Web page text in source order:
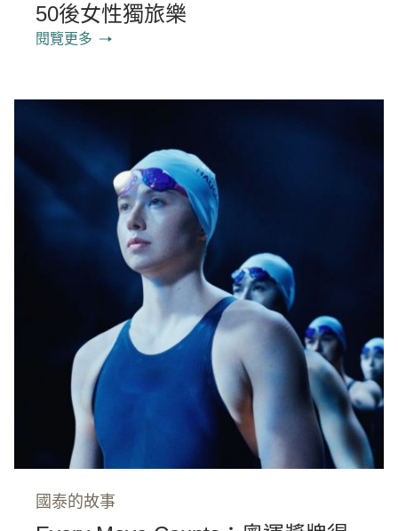
50後女性獨旅樂
閱覽更多
國泰的故事